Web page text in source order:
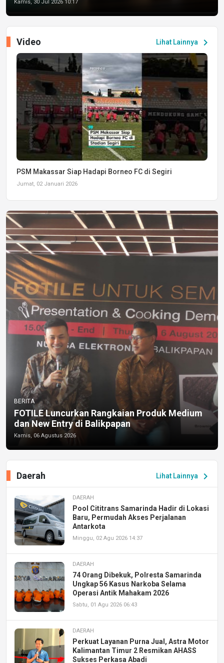
Kamis, 30 Jul 2026 10:17
Lihat Lainnya chevron_right
Video
PSM Makassar Siap Hadapi Borneo FC di Segiri
Jumat, 02 Januari 2026
BERITA
FOTILE Luncurkan Rangkaian Produk Medium
dan New Entry di Balikpapan
Kamis, 06 Agustus 2026
Lihat Lainnya chevron_right
Daerah
DAERAH
Pool Cititrans Samarinda Hadir di Lokasi
Baru, Permudah Akses Perjalanan
Antarkota
Minggu, 02 Agu 2026 14:37
DAERAH
74 Orang Dibekuk, Polresta Samarinda
Ungkap 56 Kasus Narkoba Selama
Operasi Antik Mahakam 2026
Sabtu, 01 Agu 2026 06:43
DAERAH
Perkuat Layanan Purna Jual, Astra Motor
Kalimantan Timur 2 Resmikan AHASS
Sukses Perkasa Abadi